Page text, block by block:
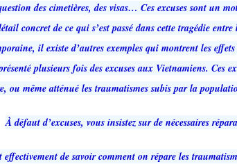
des cimetières, des visas… Ces excuses sont un
concret de ce qui s’est passé dans cette tragédie
il existe d’autres exemples qui montrent les effets
plusieurs fois des excuses aux Vietnamiens. Ces
ou même atténué les traumatismes subis par la
À défaut d’excuses, vous insistez sur de nécessaires
de savoir comment on répare les